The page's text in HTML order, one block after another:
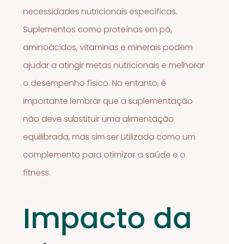
necessidades nutricionais específicas.
Suplementos como proteínas em pó,
aminoácidos, vitaminas e minerais podem
ajudar a atingir metas nutricionais e melhorar
o desempenho físico. No entanto, é
importante lembrar que a suplementação
não deve substituir uma alimentação
equilibrada, mas sim ser utilizada como um
complemento para otimizar a saúde e o
fitness.
Impacto da